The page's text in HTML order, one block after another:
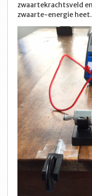
zwaartekrachtsveld
zwaarte-energie heet.